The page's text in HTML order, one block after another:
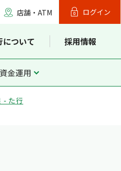
店舗・ATM ログイン
について 採用情報
資金運用
- た行